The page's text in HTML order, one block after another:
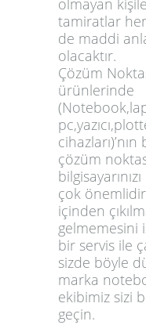
olmayan
tamiratlar
de maddi
olacaktır.
Çözüm
ürünlerinde
çözüm
çok
içinden
gelmemesini
bir servis ile
sizde böyle
marka
ekibimiz sizi
geçin.